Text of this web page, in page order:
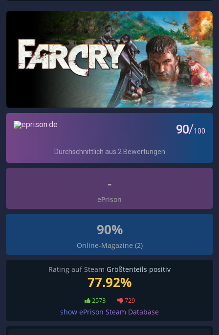
-
ePrison
90%
Online-Magazine (2)
Rating auf Steam Größtenteils positiv
77.92%
2573 729
show ePrison Steam Database